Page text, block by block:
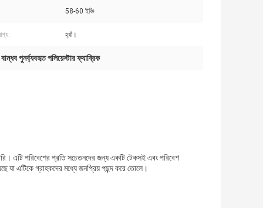
58-60 ইঞ্চি
হ্যাঁ।
পুনর্ব্যবহৃত পলিয়েস্টার ফ্যাব্রিক
এটি পরিবেশের প্রতি সচেতনদের জন্য একটি টেকসই এবং পরিবেশ
যা এটিকে গ্রাহকদের মধ্যে জনপ্রিয় পছন্দ করে তোলে।